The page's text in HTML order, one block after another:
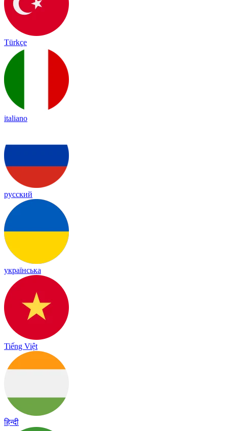
Türkçe
italiano
русский
українська
Tiếng Việt
हिन्दी